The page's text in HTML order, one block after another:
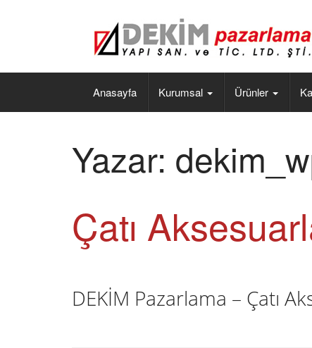
Anasayfa Kurumsal Ürünler
Yazar:
Çatı
DEKİM Pazarlama – Çatı